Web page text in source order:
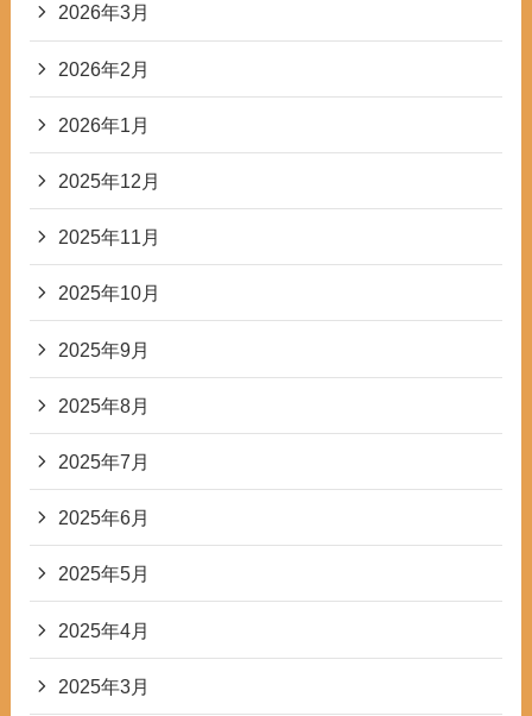
2026年3月
2026年2月
2026年1月
2025年12月
2025年11月
2025年10月
2025年9月
2025年8月
2025年7月
2025年6月
2025年5月
2025年4月
2025年3月